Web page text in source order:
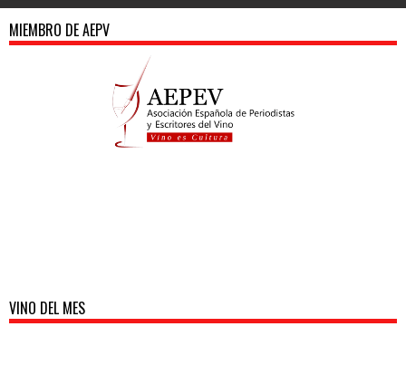
MIEMBRO DE AEPV
VINO DEL MES